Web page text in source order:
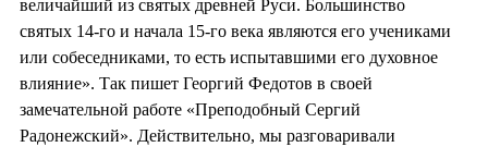
величайший из святых древней Руси. Большинство
святых 14-го и начала 15-го века являются его учениками
или собеседниками, то есть испытавшими его духовное
влияние». Так пишет Георгий Федотов в своей
замечательной работе «Преподобный Сергий
Радонежский». Действительно, мы разговаривали